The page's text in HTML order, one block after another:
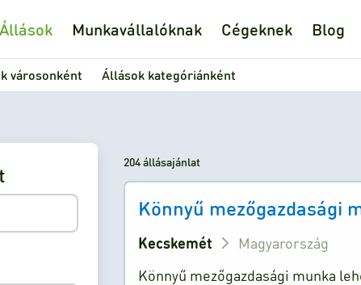
Állások Munkavállalóknak Cégeknek Blog
városonként Állások kategóriánként
204 állásajánlat
Könnyű mezőgazdasági
Kecskemét
Magyarország
Könnyű mezőgazdasági munka